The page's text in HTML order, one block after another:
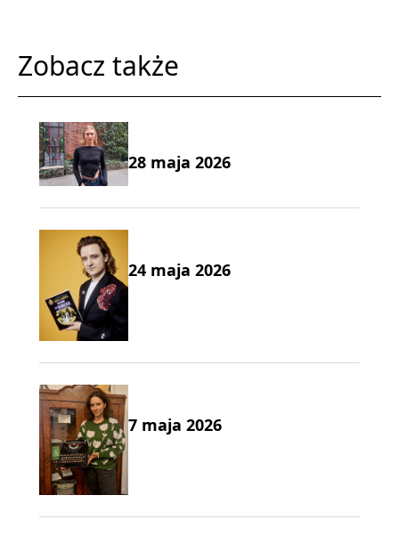
Zobacz także
28 maja 2026
24 maja 2026
7 maja 2026